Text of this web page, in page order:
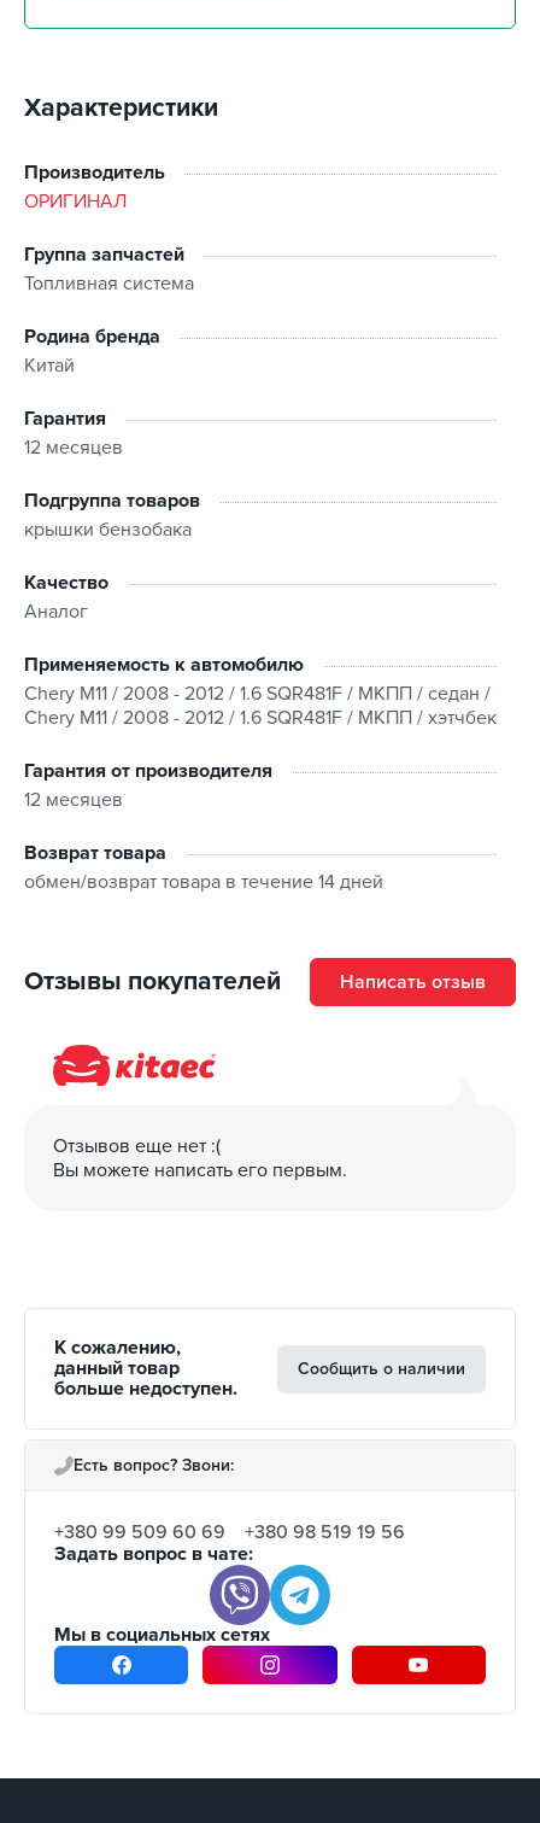
г. Кропивницкий, Клинцовский
г. Киев, пр.Николая Бажана, 26
забрать 12 августа
Дашкевича, 15
забрать 12 августа
Характеристики
Производитель
ОРИГИНАЛ
Группа запчастей
Топливная система
Родина бренда
Китай
Гарантия
12 месяцев
Подгруппа товаров
крышки бензобака
Качество
Аналог
Применяемость к автомобилю
Chery M11 / 2008 - 2012 / 1.6 SQR481F / МКПП / седан /
Chery M11 / 2008 - 2012 / 1.6 SQR481F / МКПП / хэтчбек
Гарантия от производителя
12 месяцев
Возврат товара
обмен/возврат товара в течение 14 дней
Отзывы покупателей Написать отзыв
Отзывов еще нет :(
Вы можете написать его первым.
К сожалению,
данный товар
больше недоступен.
Сообщить о наличии
Есть вопрос? Звони:
+380 99 509 60 69
+380 98 519 19 56
Задать вопрос в чате:
Мы в социальных сетях